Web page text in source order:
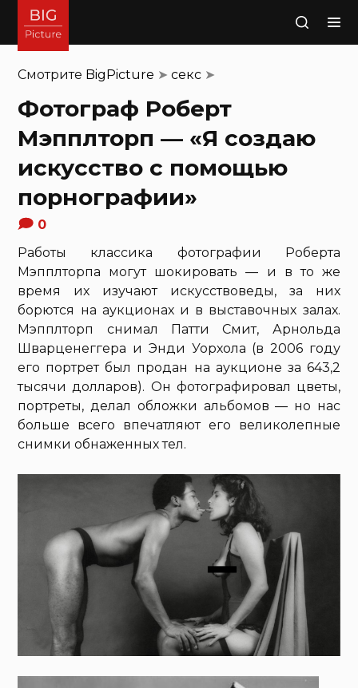
Поиск
Смотрите BigPicture ➤секс ➤
Фотограф Роберт
Мэпплторп — «Я создаю
искусство с помощью
порнографии»
0
Работы классика фотографии Роберта
Мэпплторпа могут шокировать — и в то же
время их изучают искусствоведы, за них
борются на аукционах и в выставочных залах.
Мэпплторп снимал Патти Смит, Арнольда
Шварценеггера и Энди Уорхола (в 2006 году
его портрет был продан на аукционе за 643,2
тысячи долларов). Он фотографировал цветы,
портреты, делал обложки альбомов — но нас
больше всего впечатляют его великолепные
снимки обнаженных тел.